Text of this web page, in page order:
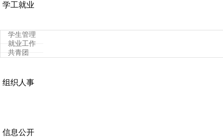
学工就业
学生管理
就业工作
共青团
组织人事
信息公开